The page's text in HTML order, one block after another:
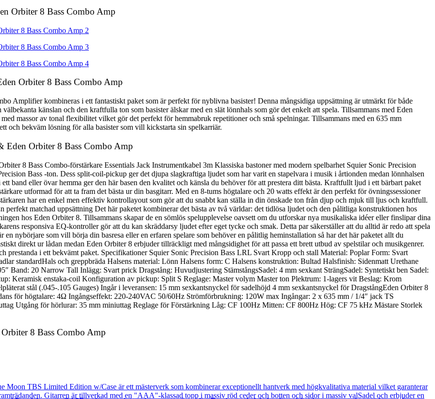
Orbiter 8 Bass Combo Amp
Orbiter 8 Bass Combo Amp
Amplifier kombineras i ett fantastiskt paket som är perfekt för nyblivna basister! Denna mångsidiga uppsättning är utmärkt för både
känslan och den kraftfulla ton som basister älskar med en slät lönnhals som gör det enkelt att spela. Tillsammans med Eden
massor av tonal flexibilitet vilket gör det perfekt för hemmabruk repetitioner och små spelningar. Tillsammans med en 635 mm
och bekväm lösning för alla basister som vill kickstarta sin spelkarriär.
Eden Orbiter 8 Bass Combo Amp
8 Bass Combo-förstärkare Essentials Jack Instrumentkabel 3m Klassiska bastoner med modern spelbarhet Squier Sonic Precision
Bass -ton. Dess split-coil-pickup ger det djupa slagkraftiga ljudet som har varit en stapelvara i musik i årtionden medan lönnhalsen
band eller övar hemma ger den här basen den kvalitet och känsla du behöver för att prestera ditt bästa. Kraftfullt ljud i ett bärbart paket
utformad för att ta fram det bästa ur din basgitarr. Med en 8-tums högtalare och 20 watts effekt är den perfekt för övningssessioner
har en enkel men effektiv kontrollayout som gör att du snabbt kan ställa in din önskade ton från djup och mjuk till ljus och kraftfull.
perfekt matchad uppsättning Det här paketet kombinerar det bästa av två världar: det tidlösa ljudet och den pålitliga konstruktionen hos
hos Eden Orbiter 8. Tillsammans skapar de en sömlös spelupplevelse oavsett om du utforskar nya musikaliska idéer eller finslipar dina
responsiva EQ-kontroller gör att du kan skräddarsy ljudet efter eget tycke och smak. Detta par säkerställer att du alltid är redo att spela
nybörjare som vill börja din basresa eller en erfaren spelare som behöver en pålitlig heminstallation så har det här paketet allt du
direkt ur lådan medan Eden Orbiter 8 erbjuder tillräckligt med mångsidighet för att passa ett brett utbud av spelstilar och musikgenrer.
prestanda i ett bekvämt paket. Specifikationer Squier Sonic Precision Bass LRL Svart Kropp och stall Material: Poplar Form: Svart
standardHals och greppbräda Halsens material: Lönn Halsens form: C Halsens konstruktion: Bultad Halsfinish: Sidenmatt Urethane
Band: 20 Narrow Tall Inlägg: Svart prick Dragstång: Huvudjustering StämstångsSadel: 4 mm sexkant SträngSadel: Syntetiskt ben Sadel:
Keramisk enstaka-coil Konfiguration av pickup: Split S Reglage: Master volym Master ton Plektrum: 1-lagers vit Beslag: Krom
stål (.045-.105 Gauges) Ingår i leveransen: 15 mm sexkantsnyckel för sadelhöjd 4 mm sexkantsnyckel för DragstångEden Orbiter 8
för högtalare: 4Ω Ingångseffekt: 220-240VAC 50/60Hz Strömförbrukning: 120W max Ingångar: 2 x 635 mm / 1/4″ jack TS
Utgång för hörlurar: 35 mm miniuttag Reglage för Förstärkning Låg: CF 100Hz Mitten: CF 800Hz Hög: CF 75 kHz Mästare Storlek
8 Bass Combo Amp